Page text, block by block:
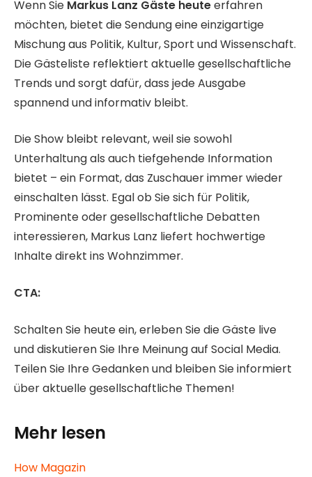
Wenn Sie Markus Lanz Gäste heuteerfahren
möchten, bietet die Sendung eine einzigartige
Mischung aus Politik, Kultur, Sport und Wissenschaft.
Die Gästeliste reflektiert aktuelle gesellschaftliche
Trends und sorgt dafür, dass jede Ausgabe
spannend und informativ bleibt.
Die Show bleibt relevant, weil sie sowohl
Unterhaltung als auch tiefgehende Information
bietet – ein Format, das Zuschauer immer wieder
einschalten lässt. Egal ob Sie sich für Politik,
Prominente oder gesellschaftliche Debatten
interessieren, Markus Lanz liefert hochwertige
Inhalte direkt ins Wohnzimmer.
CTA:
Schalten Sie heute ein, erleben Sie die Gäste live
und diskutieren Sie Ihre Meinung auf Social Media.
Teilen Sie Ihre Gedanken und bleiben Sie informiert
über aktuelle gesellschaftliche Themen!
Mehr lesen
How Magazin